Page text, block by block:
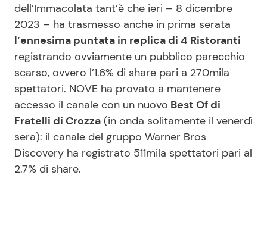
dell’Immacolata tant’è che ieri – 8 dicembre
2023 – ha trasmesso anche in prima serata
l’ennesima puntata in replica di 4 Ristoranti
registrando ovviamente un pubblico parecchio
scarso, ovvero l’1.6% di share pari a 270mila
spettatori. NOVE ha provato a mantenere
accesso il canale con un nuovo Best Of di
Fratelli di Crozza (in onda solitamente il venerdì
sera): il canale del gruppo Warner Bros
Discovery ha registrato 511mila spettatori pari al
2.7% di share.